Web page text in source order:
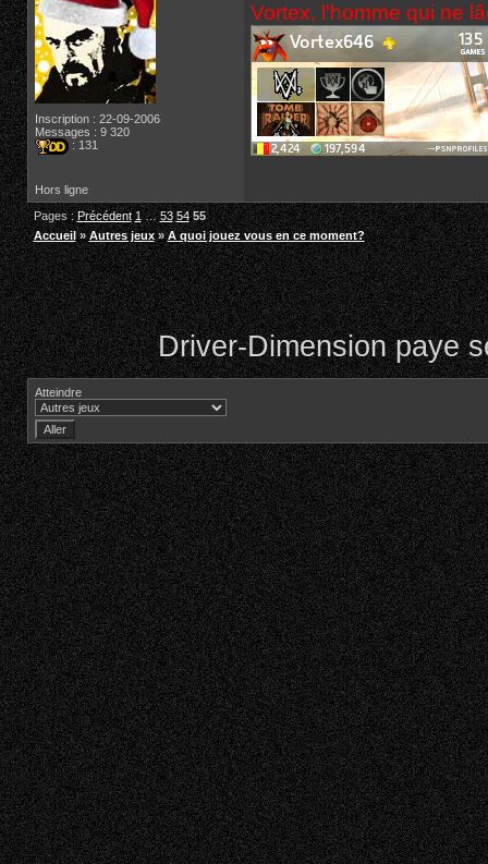
Inscription : 22-09-2006
Messages : 9 320
: 131
Vortex, l'homme qui ne
Hors ligne
Pages :Précédent 1 … 53 54 55
Accueil »Autres jeux »A quoi jouez vous en ce moment?
Driver-Dimension paye
Atteindre